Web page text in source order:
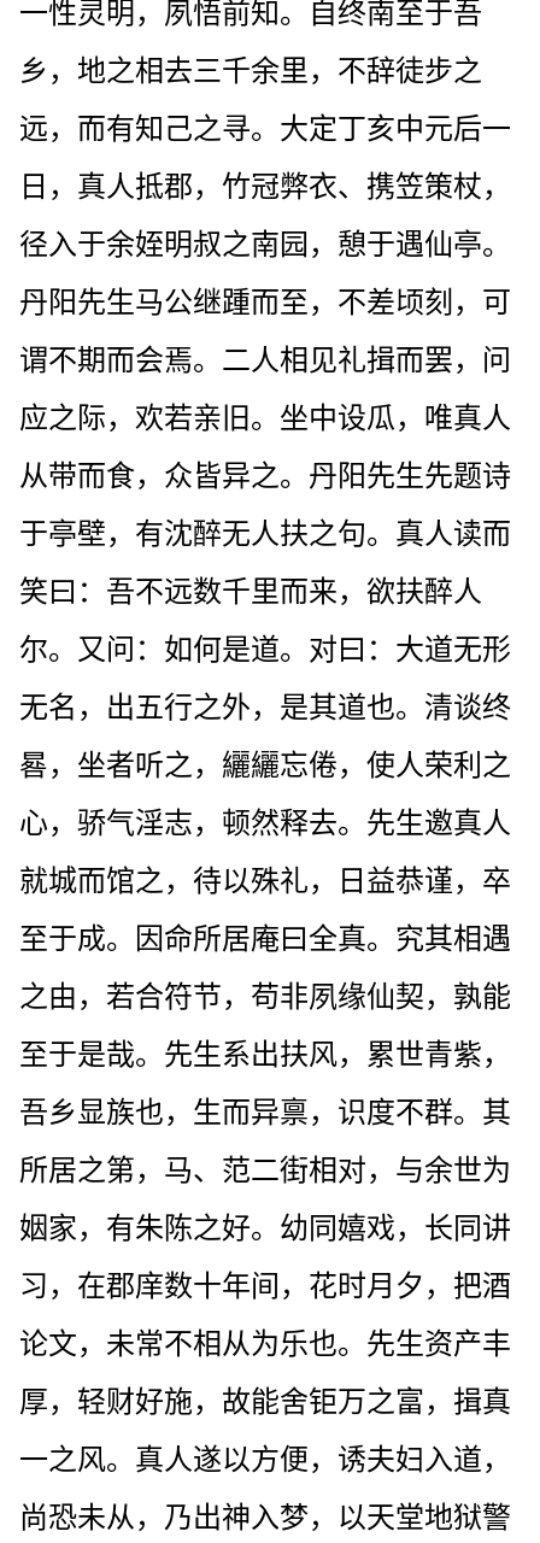
一性灵明，夙悟前知。自终南至于吾
乡，地之相去三千余里，不辞徒步之
远，而有知己之寻。大定丁亥中元后一
日，真人抵郡，竹冠弊衣、携笠策杖，
径入于余姪明叔之南园，憩于遇仙亭。
丹阳先生马公继踵而至，不差顷刻，可
谓不期而会焉。二人相见礼揖而罢，问
应之际，欢若亲旧。坐中设瓜，唯真人
从带而食，众皆异之。丹阳先生先题诗
于亭壁，有沈醉无人扶之句。真人读而
笑曰：吾不远数千里而来，欲扶醉人
尔。又问：如何是道。对曰：大道无形
无名，出五行之外，是其道也。清谈终
晷，坐者听之，纚纚忘倦，使人荣利之
心，骄气淫志，顿然释去。先生邀真人
就城而馆之，待以殊礼，日益恭谨，卒
至于成。因命所居庵曰全真。究其相遇
之由，若合符节，苟非夙缘仙契，孰能
至于是哉。先生系出扶风，累世青紫，
吾乡显族也，生而异禀，识度不群。其
所居之第，马、范二街相对，与余世为
姻家，有朱陈之好。幼同嬉戏，长同讲
习，在郡庠数十年间，花时月夕，把酒
论文，未常不相从为乐也。先生资产丰
厚，轻财好施，故能舍钜万之富，揖真
一之风。真人遂以方便，诱夫妇入道，
尚恐未从，乃出神入梦，以天堂地狱警